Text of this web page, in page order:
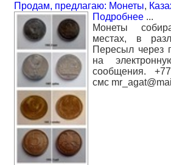
Продам, предлагаю: Монеты,
Подробнее ...
Монеты
местах, в
Пересыл через
на
сообщения.
смс